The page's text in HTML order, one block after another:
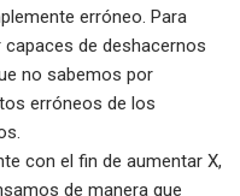
erróneo. Para
de deshacernos
no sabemos por
erróneos de los
con el fin de aumentar X,
de manera que